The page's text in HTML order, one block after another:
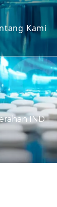
Kami
IND